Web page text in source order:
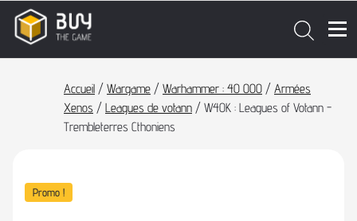
Accueil / Wargame / Warhammer : 40 000 / Armées
Xenos / Leagues de votann / W40K : Leagues of Votann -
Trembleterres Cthoniens
Promo !